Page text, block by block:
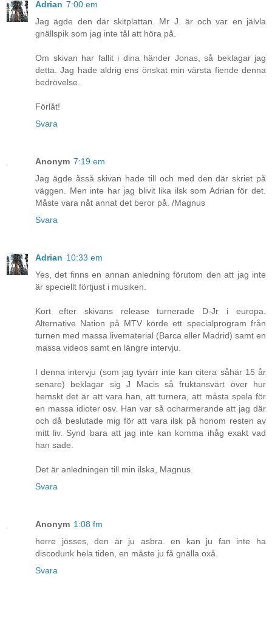
Adrian 7:00 em
Jag ägde den där skitplattan. Mr J. är och var en jälvla
gnällspik som jag inte tål att höra på.
Om skivan har fallit i dina händer Jonas, så beklagar jag
detta. Jag hade aldrig ens önskat min värsta fiende denna
bedrövelse.
Förlåt!
Svara
Anonym 7:19 em
Jag ägde åsså skivan hade till och med den där skriet på
väggen. Men inte har jag blivit lika ilsk som Adrian för det.
Måste vara nåt annat det beror på. /Magnus
Svara
Adrian 10:33 em
Yes, det finns en annan anledning förutom den att jag inte
är speciellt förtjust i musiken.
Kort efter skivans release turnerade D-Jr i europa.
Alternative Nation på MTV körde ett specialprogram från
turnen med massa livematerial (Barca eller Madrid) samt en
massa videos samt en längre intervju.
I denna intervju (som jag tyvärr inte kan citera såhär 15 år
senare) beklagar sig J Macis så fruktansvärt över hur
hemskt det är att vara han, att turnera, att måsta spela för
en massa idioter osv. Han var så ocharmerande att jag där
och då beslutade mig för att vara ilsk på honom resten av
mitt liv. Synd bara att jag inte kan komma ihåg exakt vad
han sade.
Det är anledningen till min ilska, Magnus.
Svara
Anonym 1:08 fm
herre jösses, den är ju asbra. en kan ju fan inte ha
discodunk hela tiden, en måste ju få gnälla oxå.
Svara